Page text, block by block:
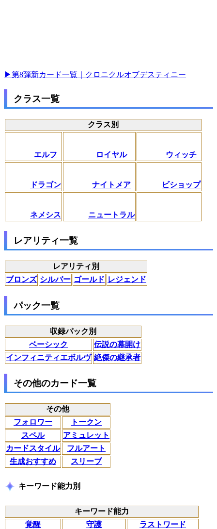
▶第8弾新カード一覧｜クロニクルオブデスティニー
クラス一覧
クラス別
エルフ ロイヤル ウィッチ
ドラゴン ナイトメア ビショップ
ネメシス ニュートラル
レアリティ一覧
レアリティ別
ブロンズ シルバー ゴールド レジェンド
パック一覧
収録パック別
ベーシック
伝説の幕開け
インフィニティエボルヴ 絶傑の継承者
その他のカード一覧
その他
フォロワー
トークン
スペル
アミュレット
カードスタイル
フルアート
生成おすすめ
スリーブ
キーワード能力別
キーワード能力
覚醒
守護
ラストワード